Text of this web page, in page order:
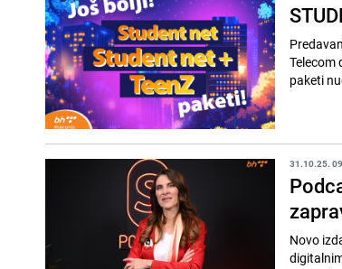
Telecom
paketi
31.10.25.
Novo